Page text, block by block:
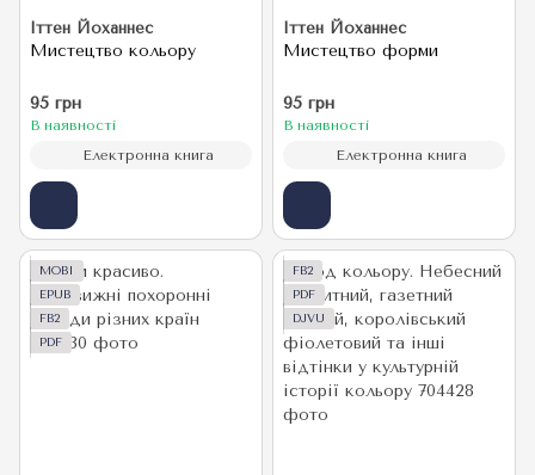
Іттен Йоханнес
Мистецтво кольору
95 грн
В наявності
Електронна книга
Іттен Йоханнес
Мистецтво форми
95 грн
В наявності
Електронна книга
MOBI
EPUB
FB2
PDF
FB2
PDF
DJVU